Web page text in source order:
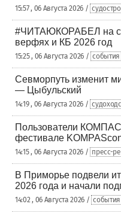
15:57 , 06 Августа 2026 /
#ЧИТАЮКОРАБЕЛ на
верфях и КБ 2026 год
15:25 , 06 Августа 2026 / события
Севморпуть изменит
— Цыбульский
14:19 , 06 Августа 2026 /
Пользователи
фестивале
14:15 , 06 Августа 2026 / пресс-
В Приморье подвели
2026 года и начали
14:02 , 06 Августа 2026 / события